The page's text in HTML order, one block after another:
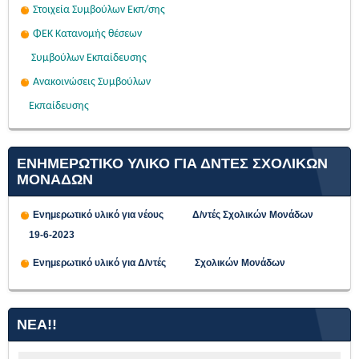
Στοιχεία Συμβούλων Εκπ/σης
ΦΕΚ Κατανομής θέσεων
Συμβούλων Εκπαίδευσης
Ανακοινώσεις Συμβούλων
Εκπαίδευσης
ΕΝΗΜΕΡΩΤΙΚΟ ΥΛΙΚΟ ΓΙΑ ΔΝΤΕΣ ΣΧΟΛΙΚΩΝ
ΜΟΝΑΔΩΝ
Ενημερωτικό υλικό για νέους Δ/ντές Σχολικών Μονάδων
19-6-2023
Ενημερωτικό υλικό για Δ/ντές Σχολικών Μονάδων
ΝΈΑ!!